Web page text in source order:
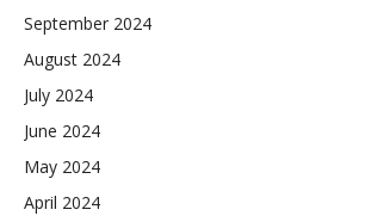
September 2024
August 2024
July 2024
June 2024
May 2024
April 2024